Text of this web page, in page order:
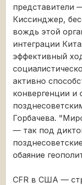
представители
Киссинджер,
вождь этой
интеграции
эффективный
активно
конвергенции и
Горбачева.
— так под
обаяние
CFR в США —